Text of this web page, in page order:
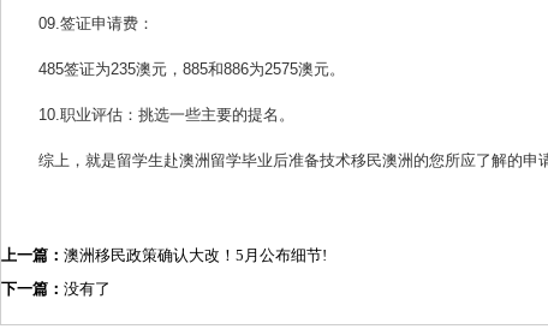
09.签证申请费：
485签证为235澳元，885和886为2575澳元。
10.职业评估：挑选一些主要的提名。
综上，就是留学生赴澳洲留学毕业后准备技术移民澳洲的您所应了解的申
上一篇： 澳洲移民政策确认大改！5月公布细节!
下一篇： 没有了